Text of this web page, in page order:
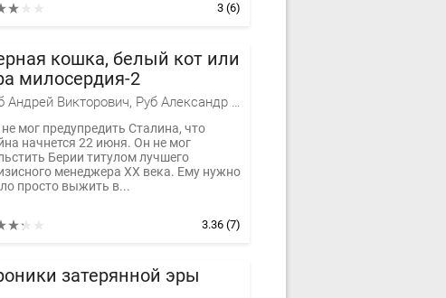
3(6)
кошка, белый кот или
милосердия-2
Руб Андрей Викторович, Руб Александр Викторович
мог предупредить Сталина, что
начнется 22 июня. Он не мог
Берии титулом лучшего
менеджера ХХ века. Ему нужно
просто выжить в...
3.36(7)
затерянной эры